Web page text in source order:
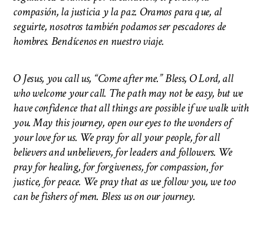
compasión, la justicia y la paz. Oramos para que, al
seguirte, nosotros también podamos ser pescadores de
hombres. Bendícenos en nuestro viaje.
O Jesus, you call us, “Come after me.” Bless, O Lord, all
who welcome your call. The path may not be easy, but we
have confidence that all things are possible if we walk with
you. May this journey, open our eyes to the wonders of
your love for us. We pray for all your people, for all
believers and unbelievers, for leaders and followers. We
pray for healing, for forgiveness, for compassion, for
justice, for peace. We pray that as we follow you, we too
can be fishers of men. Bless us on our journey.